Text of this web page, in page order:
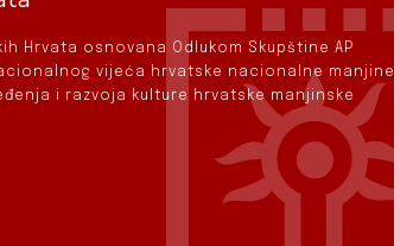
Hrvata osnovana Odlukom Skupštine AP
vijeća hrvatske nacionalne manjine
i razvoja kulture hrvatske manjinske